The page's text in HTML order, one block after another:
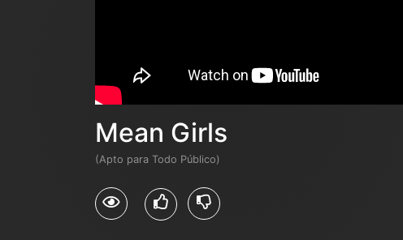
Mean Girls
(Apto para Todo Público)